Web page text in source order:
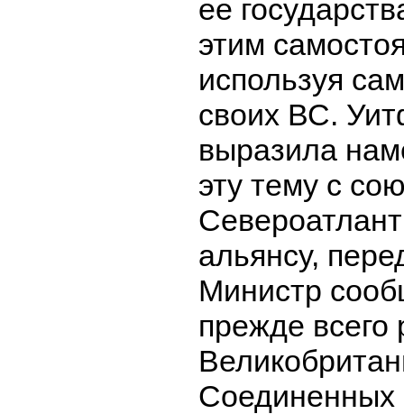
ее
этим
используя
своих ВС.
выразила
эту тему с
альянсу,
Министр
прежде всего
Соединенных